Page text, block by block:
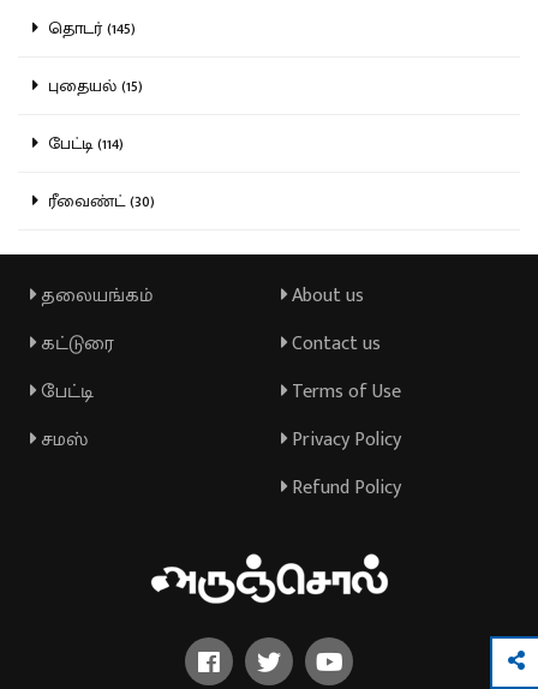
தொடர் (145)
புதையல் (15)
பேட்டி (114)
ரீவைண்ட் (30)
தலையங்கம்
கட்டுரை
பேட்டி
சமஸ்
About us
Contact us
Terms of Use
Privacy Policy
Refund Policy